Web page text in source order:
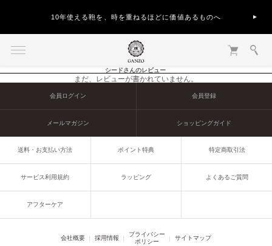
10年使える鞄を、時を重ねるほどに価値あるものへ
シードさんのレビュー
まだ、レビューが書かれていません。
会員ログイン 会員登録
メールマガジン ショッピングガイド
送料・お支払い方法 ポイント特典 特定商取引法
サービス利用規約 ラッピング よくあるご質問
アフターケア
会社概要 採用情報
プライバシー
ポリシー
サイトマップ